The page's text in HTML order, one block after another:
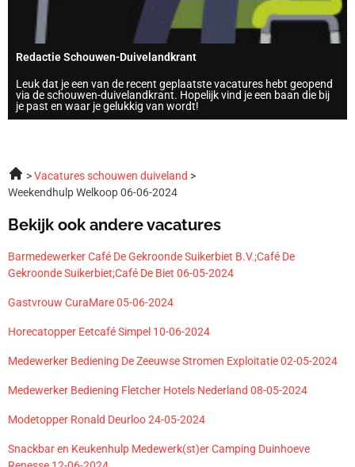
Redactie Schouwen-Duivelandkrant
Leuk dat je een van de recent geplaatste vacatures hebt geopend
via de schouwen-duivelandkrant. Hopelijk vind je een baan die bij
je past en waar je gelukkig van wordt!
Vacatures schouwen duiveland
Weekendhulp Welkoop 06-06-2024
Bekijk ook andere vacatures
Barmedewerker Café De Gekroonde Suikerbiet B.V.;Café De
Gekroonde Suikerbiet;Café De Biet 06-05-2024
Gastvrouw CuraMare 05-06-2024
Horecatopper Eetcafé Simpel 10-06-2024
Medewerker Bediening De Zeeuwse Stromen Exploitatie 02-05-2024
Medewerker Bediening Fletcher Hotels Nederland 08-05-2024
Modetopper Ronald Deurloo 24-05-2024
Snackbar en Keukenhulp Medewerk(st)er Camping Duinhoeve